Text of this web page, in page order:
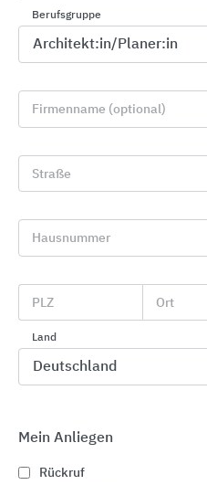
SKYLOTEC
Berufsgruppe
Firmenname (optional)
Straße
Hausnummer
PLZ Ort
Land
Mein Anliegen
Rückruf